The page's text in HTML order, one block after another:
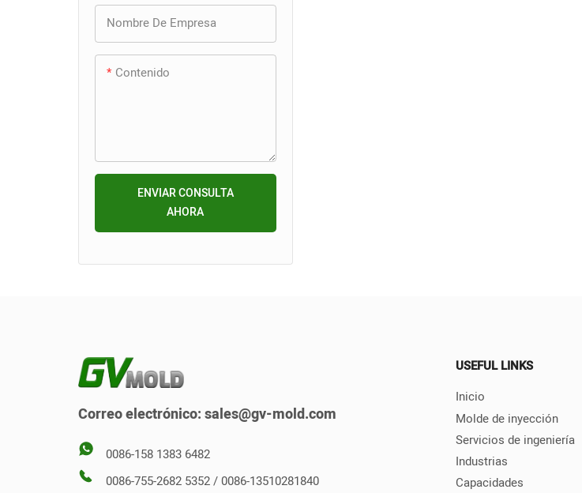
Nombre De Empresa
Contenido
ENVIAR CONSULTA
AHORA
manual y mejora la
eficiencia de la producción.
Correo electrónico:sales@gv-mold.com
0086-158 1383 6482
0086-755-2682 5352 / 0086-13510281840
USEFUL LINKS
Inicio
Molde de inyección
Servicios de ingeniería
Industrias
Capacidades